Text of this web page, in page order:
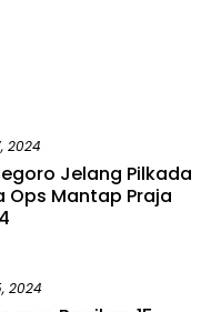
2024
Jelang Pilkada
Ops Mantap Praja
2024